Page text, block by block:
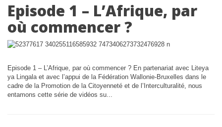
Episode 1 – L’Afrique, par
où commencer ?
Episode 1 – L’Afrique, par où commencer ? En partenariat avec Liteya
ya Lingala et avec l’appui de la Fédération Wallonie-Bruxelles dans le
cadre de la Promotion de la Citoyenneté et de l’Interculturalité, nous
entamons cette série de vidéos su...